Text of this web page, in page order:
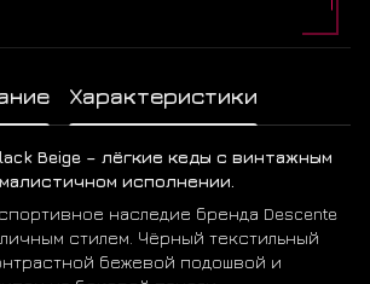
Характеристики
Beige – лёгкие кеды с винтажным
исполнении.
наследие бренда Descente
стилем. Чёрный текстильный
бежевой подошвой и